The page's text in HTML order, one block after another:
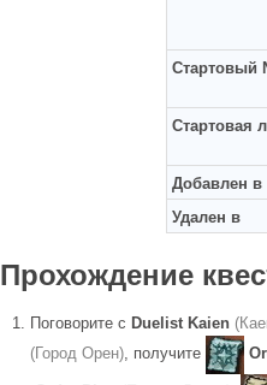
Стартовый
Стартовая
Добавлен в
Удален в
Прохождение
Поговорите с Duelist Kaien
(Город Орен), получите